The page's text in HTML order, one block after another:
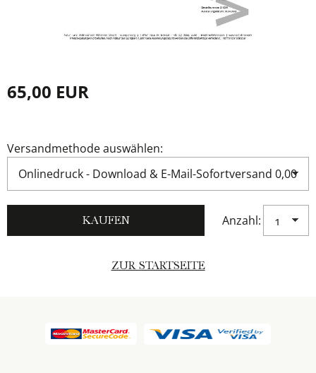
65,00 EUR
Versandmethode auswählen:
Anzahl:
ZUR STARTSEITE